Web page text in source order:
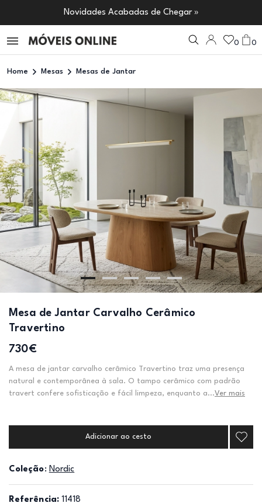
Novidades Acabadas de Chegar »
0 0
Home Mesas Mesas de Jantar
Mesa de Jantar Carvalho Cerâmico
Travertino
730€
A mesa de jantar carvalho cerâmico Travertino traz uma presença
natural e contemporânea à sala. O tampo cerâmico com padrão
travert confere sofisticação e fácil limpeza, enquanto a...Ver mais
Adicionar ao cesto
Coleção: Nordic
Referência: 11418